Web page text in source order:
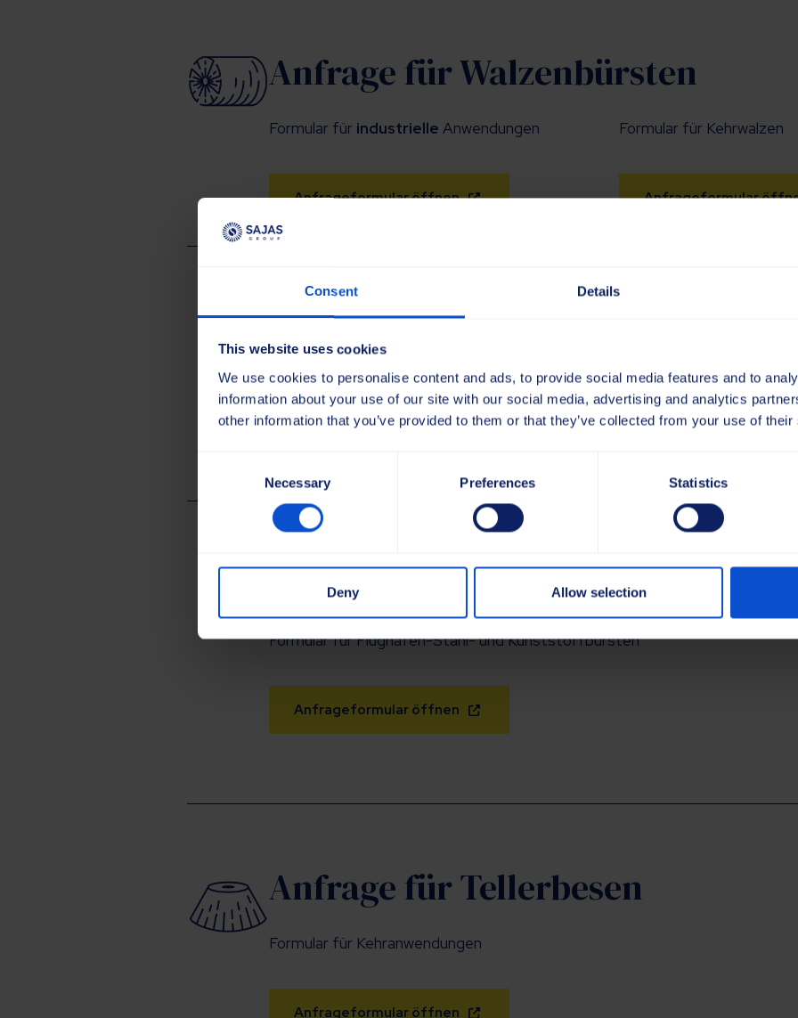
Consent Details
This website uses cookies
We use cookies to personalise content and ads, to provide social media features and to
information about your use of our site with our social media, advertising and analytics
other information that you’ve provided to them or that they’ve collected from your use of
Necessary Preferences Statistics
Deny Allow selection
Anfrage für Walzenbürsten
Formular für industrielle Anwendungen
Anfrageformular öffnen
Formular für Kehrwalzen
Anfrageformular
Anfrage für Streifenbürsten
Formular fürindustrielleAnwendungen
Anfrage Flughafenkassetten
Formular für Flughafen-Stahl- und Kunststoffbürsten
Anfrageformular öffnen
Anfrage für Tellerbesen
Formular für Kehranwendungen
Anfrageformular öffnen